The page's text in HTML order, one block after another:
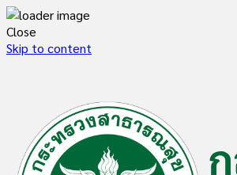
Close
Skip to content